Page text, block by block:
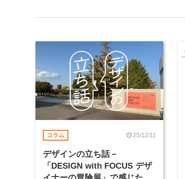
コラム 25/12/11
デザインの立ち話－
「DESIGN with FOCUS デザ